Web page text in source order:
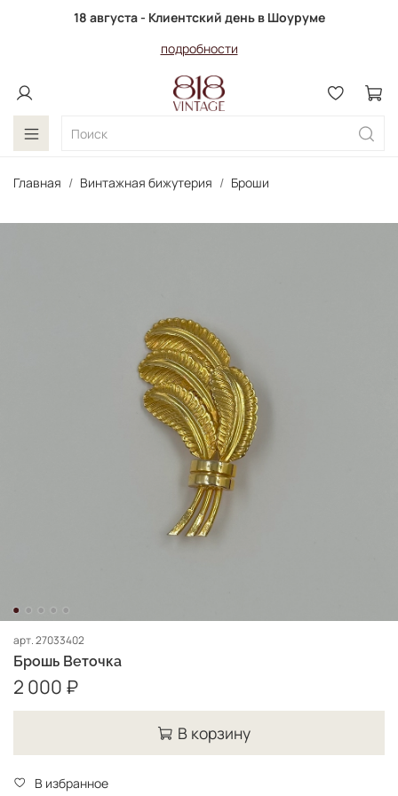
18 августа - Клиентский день в Шоуруме
подробности
Главная Винтажная бижутерия Броши
арт.27033402
Брошь Веточка
2 000 ₽
В корзину
В избранное